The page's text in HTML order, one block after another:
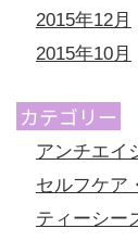
2015年12月
2015年10月
カテゴリー
アンチエイ
セルフケア
ティーシー